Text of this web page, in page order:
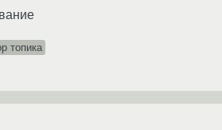
топика